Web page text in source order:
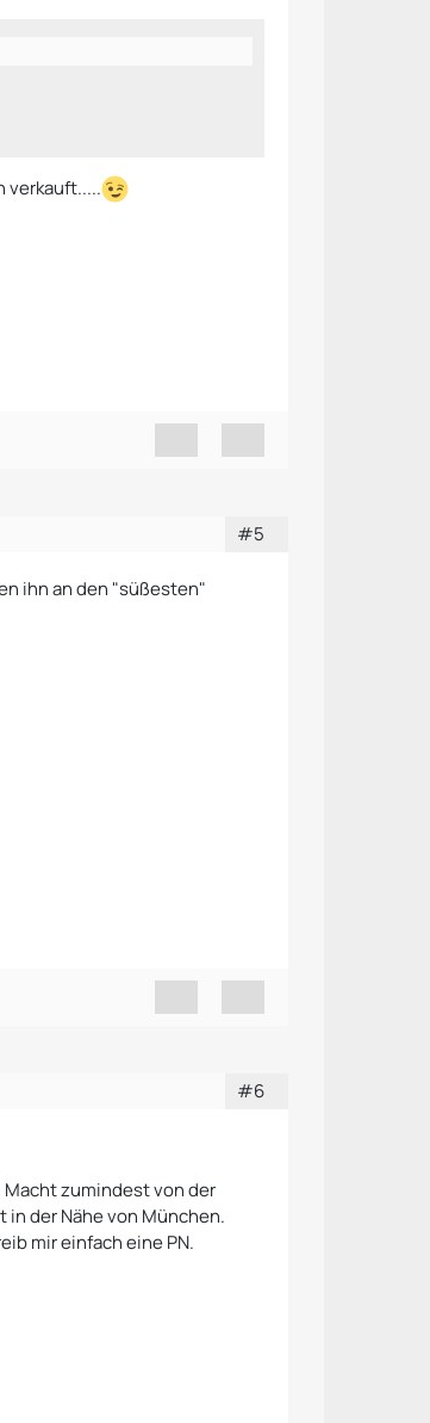
verkauft.....
#5
ihn an den "süßesten"
#6
zumindest von der
der Nähe von München.
mir einfach eine PN.